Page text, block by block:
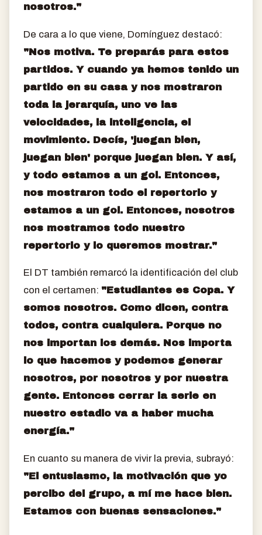
nosotros."
De cara a lo que viene, Domínguez destacó:
"Nos motiva. Te preparás para estos
partidos. Y cuando ya hemos tenido un
partido en su casa y nos mostraron
toda la jerarquía, uno ve las
velocidades, la inteligencia, el
movimiento. Decís, 'juegan bien,
juegan bien' porque juegan bien. Y así,
y todo estamos a un gol. Entonces,
nos mostraron todo el repertorio y
estamos a un gol. Entonces, nosotros
nos mostramos todo nuestro
repertorio y lo queremos mostrar."
El DT también remarcó la identificación del club
con el certamen: "Estudiantes es Copa. Y
somos nosotros. Como dicen, contra
todos, contra cualquiera. Porque no
nos importan los demás. Nos importa
lo que hacemos y podemos generar
nosotros, por nosotros y por nuestra
gente. Entonces cerrar la serie en
nuestro estadio va a haber mucha
energía."
En cuanto su manera de vivir la previa, subrayó:
"El entusiasmo, la motivación que yo
percibo del grupo, a mí me hace bien.
Estamos con buenas sensaciones."